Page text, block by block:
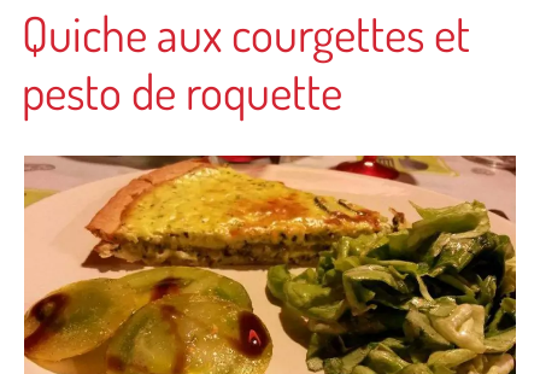
Quiche aux courgettes et
pesto de roquette